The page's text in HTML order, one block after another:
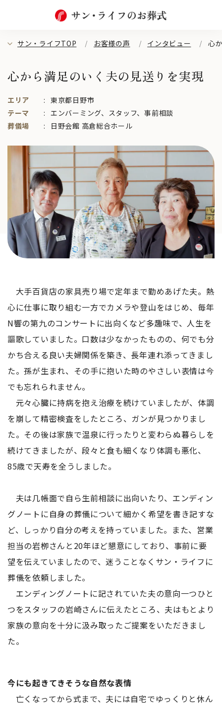
サン・ライフTOP お客様の声 インタビュー 心
心から満足のいく夫の見送りを実現
エリア
東京都日野市
テーマ
エンバーミング、 スタッフ、事前相談
葬儀場
日野会館 高倉総合ホール
大手百貨店の家具売り場で定年まで勤めあげた夫。熱
心に仕事に取り組む一方でカメラや登山をはじめ、毎年
N響の第九のコンサートに出向くなど多趣味で、人生を
謳歌していました。口数は少なかったものの、何でも分
かち合える良い夫婦関係を築き、長年連れ添ってきまし
た。孫が生まれ、その手に抱いた時のやさしい表情は今
でも忘れられません。
元々心臓に持病を抱え治療を続けていましたが、体調
を崩して精密検査をしたところ、ガンが見つかりまし
た。その後は家族で温泉に行ったりと変わらぬ暮らしを
続けてきましたが、段々と食も細くなり体調も悪化、
85歳で天寿を全うしました。
夫は几帳面で自ら生前相談に出向いたり、エンディン
グノートに自身の葬儀について細かく希望を書き記すな
ど、しっかり自分の考えを持っていました。また、営業
担当の岩栁さんと20年ほど懇意にしており、事前に要
望を伝えていましたので、迷うことなくサン・ライフに
葬儀を依頼しました。
エンディングノートに記されていた夫の意向一つひと
つをスタッフの岩崎さんに伝えたところ、夫はもとより
家族の意向を十分に汲み取ったご提案をいただきまし
た。
今にも起きてきそうな自然な表情
亡くなってから式まで、夫には自宅でゆっくりと休ん